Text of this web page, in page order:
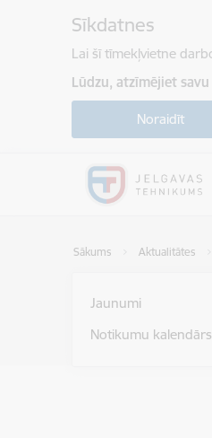
Sīkdatnes
Lai šī tīmekļvietne
Lūdzu, atzīmējiet
Noraidīt
Sākums Aktualitātes
Jaunumi
Notikumu kalendārs